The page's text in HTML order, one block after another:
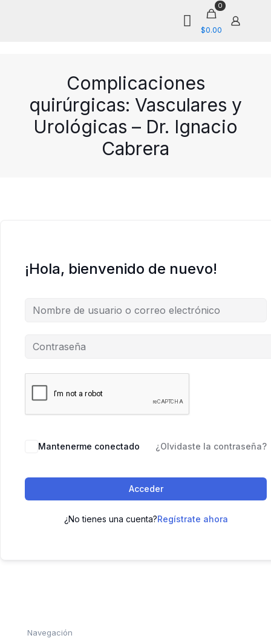
0
$0.00
Complicaciones
quirúrgicas: Vasculares y
Urológicas – Dr. Ignacio
Cabrera
¡Hola, bienvenido de nuevo!
Mantenerme conectado ¿Olvidaste la contraseña?
Acceder
¿No tienes una cuenta?Regístrate ahora
Navegación